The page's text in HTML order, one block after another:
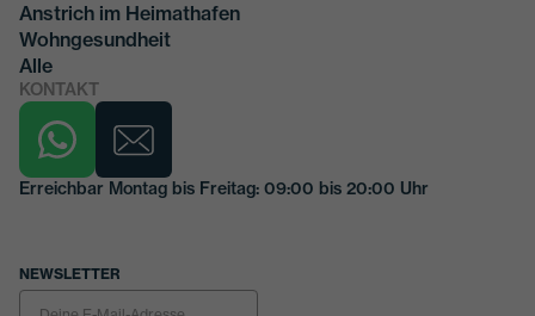
Anstrich im Heimathafen
Wohngesundheit
Alle
KONTAKT
Erreichbar Montag bis Freitag: 09:00 bis 20:00 Uhr
NEWSLETTER